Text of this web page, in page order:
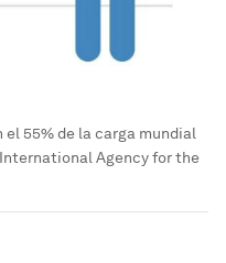
55% de la carga mundial
Agency for the